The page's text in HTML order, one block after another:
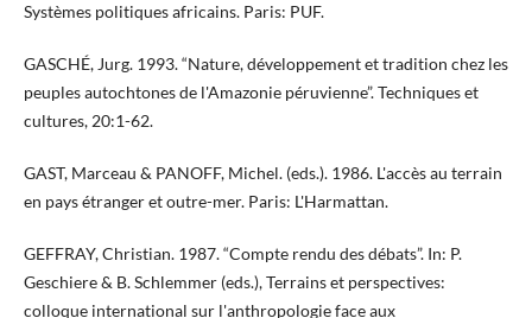
Systèmes politiques africains. Paris: PUF.
GASCHÉ, Jurg. 1993. “Nature, développement et tradition chez les
peuples autochtones de l'Amazonie péruvienne”. Techniques et
cultures, 20:1-62.
GAST, Marceau & PANOFF, Michel. (eds.). 1986. L'accès au terrain
en pays étranger et outre-mer. Paris: L'Harmattan.
GEFFRAY, Christian. 1987. “Compte rendu des débats”. In: P.
Geschiere & B. Schlemmer (eds.), Terrains et perspectives:
colloque international sur l'anthropologie face aux